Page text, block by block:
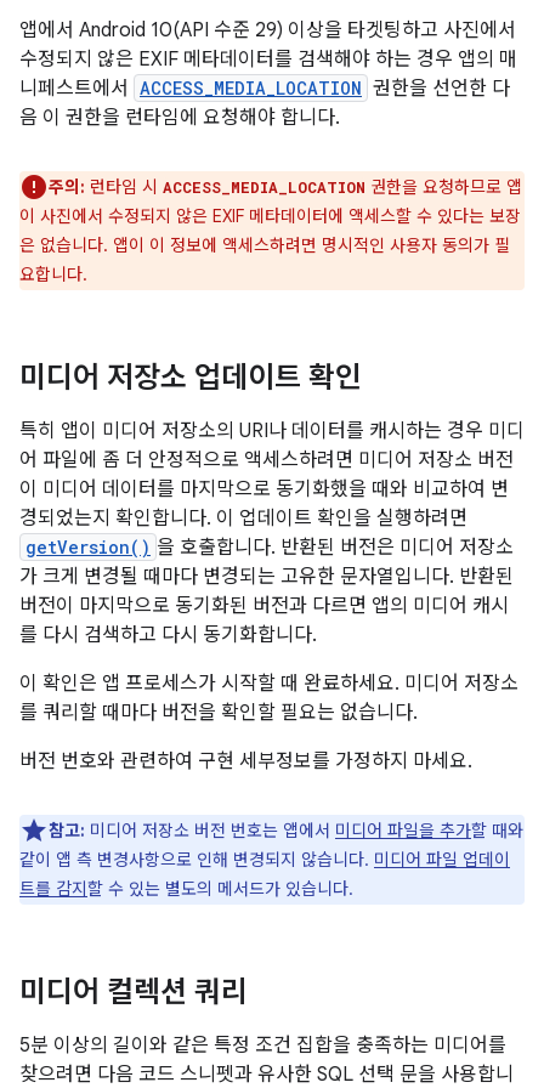
앱에서 Android 10(API 수준 29) 이상을 타겟팅하고 사진에서
수정되지 않은 EXIF 메타데이터를 검색해야 하는 경우 앱의 매
니페스트에서
ACCESS_MEDIA_LOCATION 권한을 선언한 다
음 이 권한을 런타임에 요청해야 합니다.
주의: 런타임 시 ACCESS_MEDIA_LOCATION 권한을 요청하므로 앱
이 사진에서 수정되지 않은 EXIF 메타데이터에 액세스할 수 있다는 보장
은 없습니다. 앱이 이 정보에 액세스하려면 명시적인 사용자 동의가 필
요합니다.
미디어 저장소 업데이트 확인
특히 앱이 미디어 저장소의 URI나 데이터를 캐시하는 경우 미디
어 파일에 좀 더 안정적으로 액세스하려면 미디어 저장소 버전
이 미디어 데이터를 마지막으로 동기화했을 때와 비교하여 변
경되었는지 확인합니다. 이 업데이트 확인을 실행하려면
getVersion() 을 호출합니다. 반환된 버전은 미디어 저장소
가 크게 변경될 때마다 변경되는 고유한 문자열입니다. 반환된
버전이 마지막으로 동기화된 버전과 다르면 앱의 미디어 캐시
를 다시 검색하고 다시 동기화합니다.
이 확인은 앱 프로세스가 시작할 때 완료하세요. 미디어 저장소
를 쿼리할 때마다 버전을 확인할 필요는 없습니다.
버전 번호와 관련하여 구현 세부정보를 가정하지 마세요.
참고: 미디어 저장소 버전 번호는 앱에서 미디어 파일을 추가할 때와
같이 앱 측 변경사항으로 인해 변경되지 않습니다. 미디어 파일 업데이
트를 감지할 수 있는 별도의 메서드가 있습니다.
미디어 컬렉션 쿼리
5분 이상의 길이와 같은 특정 조건 집합을 충족하는 미디어를
찾으려면 다음 코드 스니펫과 유사한 SQL 선택 문을 사용합니